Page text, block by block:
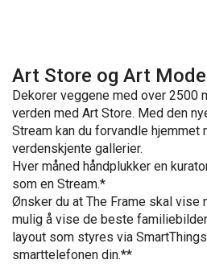
Art Store og Art Mode
Dekorer veggene med over 2500
verden med Art Store. Med den
Stream kan du forvandle hjemmet
verdenskjente gallerier.
Hver måned håndplukker en
som en Stream.*
Ønsker du at The Frame skal vise
mulig å vise de beste
layout som styres via
smarttelefonen din.**